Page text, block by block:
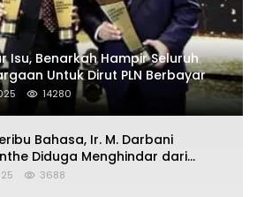
Isu, Benarkah Hampir Seluruh
Untuk Dirut PLN Berbayar
14280
Bahasa, Ir. M. Darbani
Diduga Menghindar dari
Politik
3688